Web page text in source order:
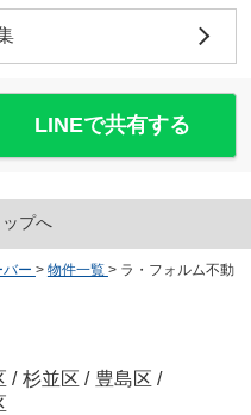
LINEで共有する
プへ
ー > 物件一覧 > ラ・フォルム不動
/ 杉並区 / 豊島区 /